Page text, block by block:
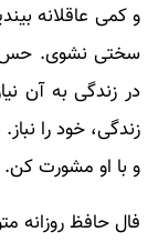
و کمی عاقلانه
سختی نشوی. حس
در زندگی به آن
زندگی، خود را
و با او مشورت
فال حافظ روزانه